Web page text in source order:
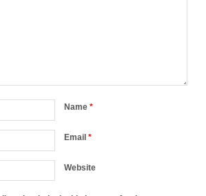
Name*
Email*
Website